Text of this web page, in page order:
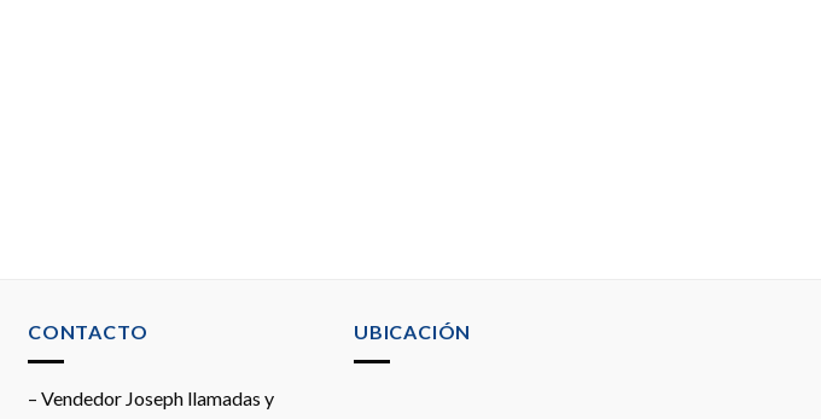
CONTACTO
– Vendedor Joseph llamadas y
UBICACIÓN